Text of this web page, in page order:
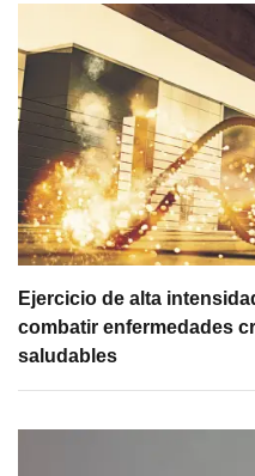
Ejercicio de alta
combatir enfermedades
saludables